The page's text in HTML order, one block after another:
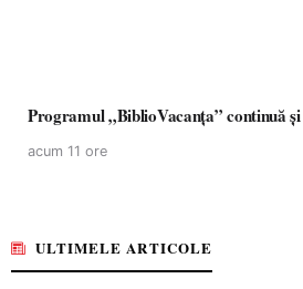
Programul „BiblioVacanța” continuă
acum 11 ore
ULTIMELE ARTICOLE